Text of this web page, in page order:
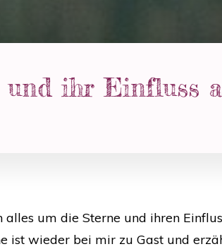
und ihr Einfluss
alles um die Sterne und ihren
ist wieder bei mir zu Gast und